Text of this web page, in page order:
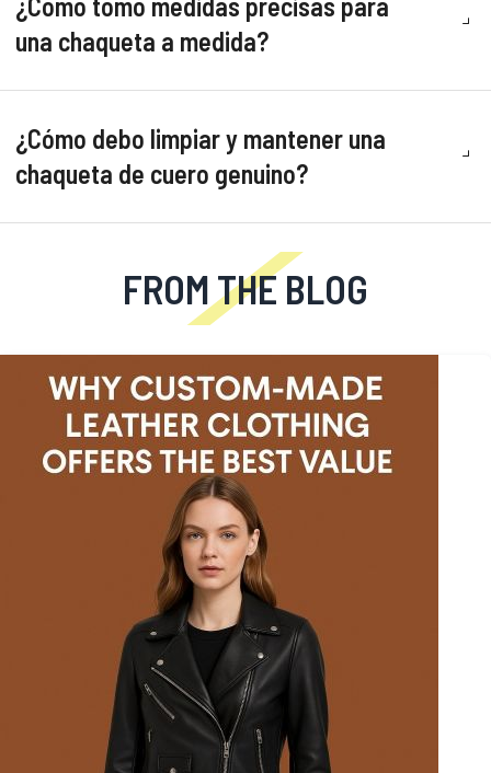
una chaqueta a medida?
¿Cómo debo limpiar y mantener una
chaqueta de cuero genuino?
FROM THE BLOG